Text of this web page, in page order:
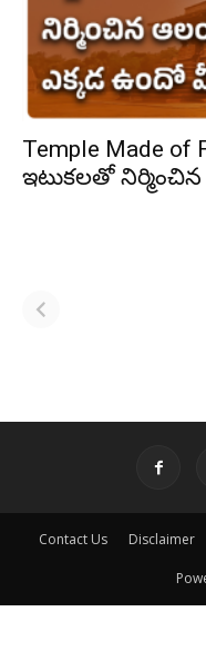
Temple Made of
ఇటుకలతో
పితృదేవతల
Contact Us Disclaimer